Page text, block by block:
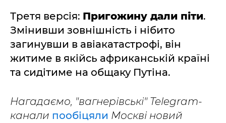
Третя версія: Пригожину дали піти.
Змінивши зовнішність і нібито
загинувши в авіакатастрофі, він
житиме в якійсь африканській країні
та сидітиме на общаку Путіна.
Нагадаємо, "вагнерівські" Telegram-
канали пообіцяли Москві новий